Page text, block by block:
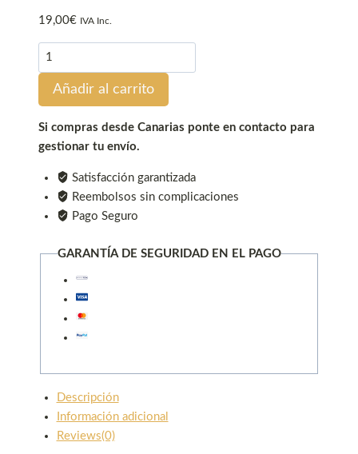
19,00€ IVA Inc.
Desconectador
de
batería
de
superficie
300A
Añadir al carrito
Si compras desde Canarias ponte en contacto para
gestionar tu envío.
Satisfacción garantizada
Reembolsos sin complicaciones
Pago Seguro
GARANTÍA DE SEGURIDAD EN EL PAGO
Descripción
Información adicional
Reviews(0)